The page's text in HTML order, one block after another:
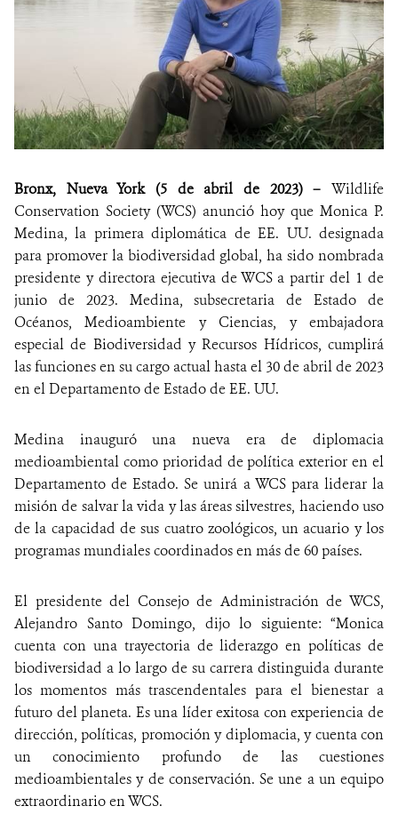
Bronx, Nueva York (5 de abril de 2023) – Wildlife
Conservation Society (WCS) anunció hoy que Monica P.
Medina, la primera diplomática de EE. UU. designada
para promover la biodiversidad global, ha sido nombrada
presidente y directora ejecutiva de WCS a partir del 1 de
junio de 2023. Medina, subsecretaria de Estado de
Océanos, Medioambiente y Ciencias, y embajadora
especial de Biodiversidad y Recursos Hídricos, cumplirá
las funciones en su cargo actual hasta el 30 de abril de 2023
en el Departamento de Estado de EE. UU.
Medina inauguró una nueva era de diplomacia
medioambiental como prioridad de política exterior en el
Departamento de Estado. Se unirá a WCS para liderar la
misión de salvar la vida y las áreas silvestres, haciendo uso
de la capacidad de sus cuatro zoológicos, un acuario y los
programas mundiales coordinados en más de 60 países.
El presidente del Consejo de Administración de WCS,
Alejandro Santo Domingo, dijo lo siguiente: “Monica
cuenta con una trayectoria de liderazgo en políticas de
biodiversidad a lo largo de su carrera distinguida durante
los momentos más trascendentales para el bienestar a
futuro del planeta. Es una líder exitosa con experiencia de
dirección, políticas, promoción y diplomacia, y cuenta con
un conocimiento profundo de las cuestiones
medioambientales y de conservación. Se une a un equipo
extraordinario en WCS.